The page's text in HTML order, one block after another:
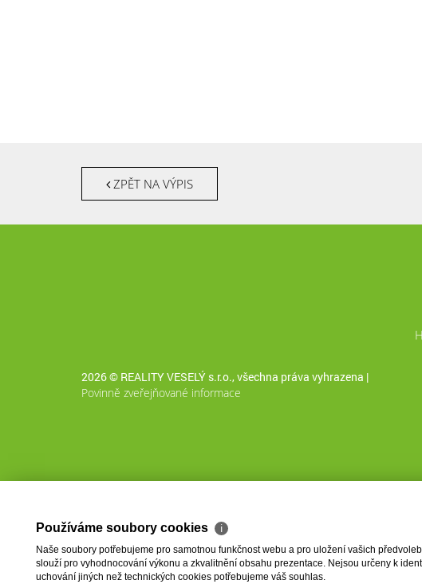
ZPĚT NA VÝPIS
2026 © REALITY VESELÝ s.r.o., všechna práva vyhrazena |
Povinně zveřejňované informace
Používáme soubory cookies ℹ
Naše soubory potřebujeme pro samotnou funkčnost webu a pro uložení vašich
slouží pro vyhodnocování výkonu a zkvalitnění obsahu prezentace. Nejsou určeny k
uchování jiných než technických cookies potřebujeme váš souhlas.